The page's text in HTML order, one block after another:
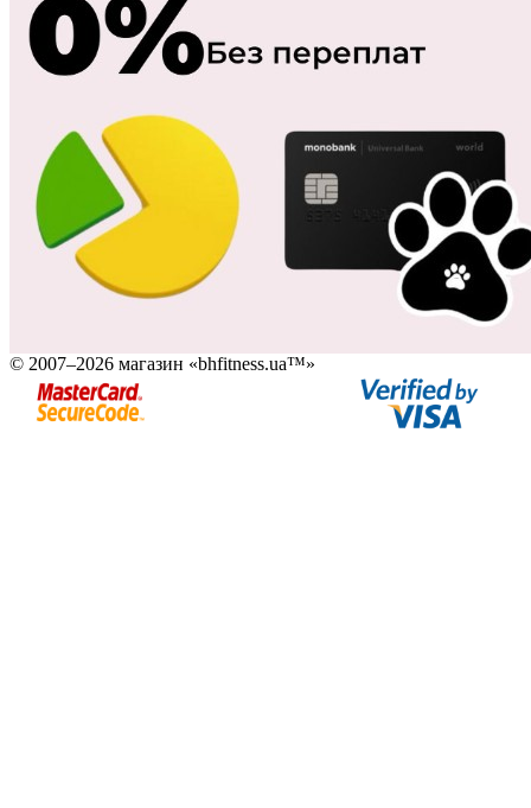
© 2007–2026 магазин «bhfitness.ua™»